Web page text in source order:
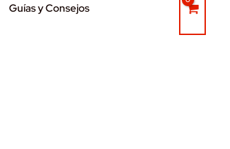
Guías y Consejos